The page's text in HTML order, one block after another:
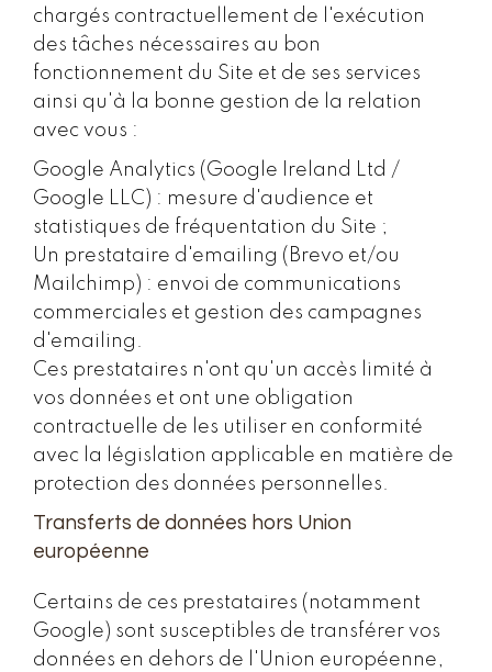
chargés contractuellement de l'exécution
des tâches nécessaires au bon
fonctionnement du Site et de ses services
ainsi qu'à la bonne gestion de la relation
avec vous :
Google Analytics (Google Ireland Ltd /
Google LLC) : mesure d'audience et
statistiques de fréquentation du Site ;
Un prestataire d'emailing (Brevo et/ou
Mailchimp) : envoi de communications
commerciales et gestion des campagnes
d'emailing.
Ces prestataires n'ont qu'un accès limité à
vos données et ont une obligation
contractuelle de les utiliser en conformité
avec la législation applicable en matière de
protection des données personnelles.
Transferts de données hors Union
européenne
Certains de ces prestataires (notamment
Google) sont susceptibles de transférer vos
données en dehors de l'Union européenne,